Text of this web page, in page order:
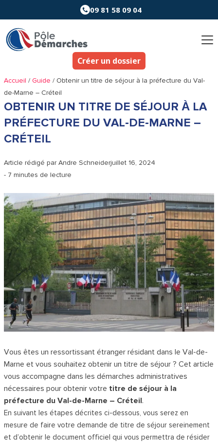
au
contenu
09 81 58 09 04
Créer un dossier
Accueil /Guide / Obtenir un titre de séjour à la préfecture du Val-
de-Marne – Créteil
OBTENIR UN TITRE DE SÉJOUR À LA
PRÉFECTURE DU VAL-DE-MARNE –
CRÉTEIL
Article rédigé parAndre Schneiderjuillet 16, 2024
- 7 minutes de lecture
Vous êtes un ressortissant étranger résidant dans le Val-de-
Marne et vous souhaitez obtenir un titre de séjour ? Cet article
vous accompagne dans les démarches administratives
nécessaires pour obtenir votre titre de séjour à la
préfecture du Val-de-Marne – Créteil.
En suivant les étapes décrites ci-dessous, vous serez en
mesure de faire votre demande de titre de séjour sereinement
et d’obtenir le document officiel qui vous permettra de résider